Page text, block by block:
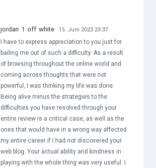
jordan 1 off white 15. Juni 2023 23:37
I have to express appreciation to you just for
bailing me out of such a difficulty. As a result
of browsing throughout the online world and
coming across thoughts that were not
powerful, I was thinking my life was done.
Being alive minus the strategies to the
difficulties you have resolved through your
entire review is a critical case, as well as the
ones that would have in a wrong way affected
my entire career if I had not discovered your
web blog. Your actual ability and kindness in
playing with the whole thing was very useful. I